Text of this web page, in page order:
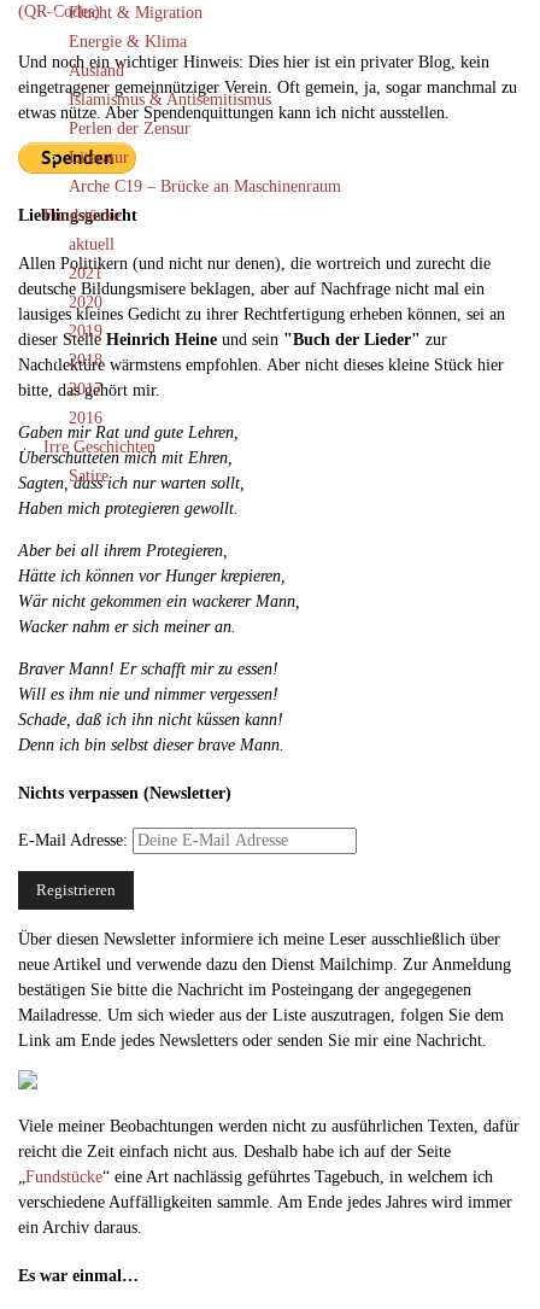
Flucht & Migration
Energie & Klima
Ausland
Islamismus & Antisemitismus
Perlen der Zensur
Literatur
Arche C19 – Brücke an Maschinenraum
Fundstücke
aktuell
2021
2020
2019
2018
2017
2016
Irre Geschichten
Satire
(QR-Codes)
Und noch ein wichtiger Hinweis: Dies hier ist ein privater Blog, kein
eingetragener gemeinnütziger Verein. Oft gemein, ja, sogar manchmal zu
etwas nütze. Aber Spendenquittungen kann ich nicht ausstellen.
Lieblingsgedicht
Allen Politikern (und nicht nur denen), die wortreich und zurecht die
deutsche Bildungsmisere beklagen, aber auf Nachfrage nicht mal ein
lausiges kleines Gedicht zu ihrer Rechtfertigung erheben können, sei an
dieser Stelle Heinrich Heine und sein "Buch der Lieder" zur
Nachtlektüre wärmstens empfohlen. Aber nicht dieses kleine Stück hier
bitte, das gehört mir.
Gaben mir Rat und gute Lehren,
Überschütteten mich mit Ehren,
Sagten, dass ich nur warten sollt,
Haben mich protegieren gewollt.
Aber bei all ihrem Protegieren,
Hätte ich können vor Hunger krepieren,
Wär nicht gekommen ein wackerer Mann,
Wacker nahm er sich meiner an.
Braver Mann! Er schafft mir zu essen!
Will es ihm nie und nimmer vergessen!
Schade, daß ich ihn nicht küssen kann!
Denn ich bin selbst dieser brave Mann.
Nichts verpassen (Newsletter)
E-Mail Adresse:
Über diesen Newsletter informiere ich meine Leser ausschließlich über
neue Artikel und verwende dazu den Dienst Mailchimp. Zur Anmeldung
bestätigen Sie bitte die Nachricht im Posteingang der angegegenen
Mailadresse. Um sich wieder aus der Liste auszutragen, folgen Sie dem
Link am Ende jedes Newsletters oder senden Sie mir eine Nachricht.
Viele meiner Beobachtungen werden nicht zu ausführlichen Texten, dafür
reicht die Zeit einfach nicht aus. Deshalb habe ich auf der Seite
„Fundstücke“ eine Art nachlässig geführtes Tagebuch, in welchem ich
verschiedene Auffälligkeiten sammle. Am Ende jedes Jahres wird immer
ein Archiv daraus.
Es war einmal…